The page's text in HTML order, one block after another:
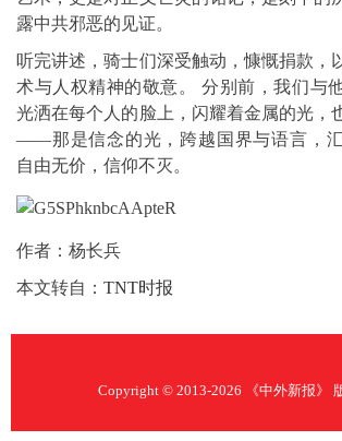
露中共邪恶的见证。
听完讲述，骑士们深受触动，慷慨捐款，
术与人权精神的敬意。 分别前，我们与
光洒在每个人的脸上，闪耀着金属的光，
——那是信念的光，跨越国界与语言，汇
自由无价，信仰不灭。
作者：杨长兵
本文转自： TNT时报
Copyright © 2013-2026 《中外新报》